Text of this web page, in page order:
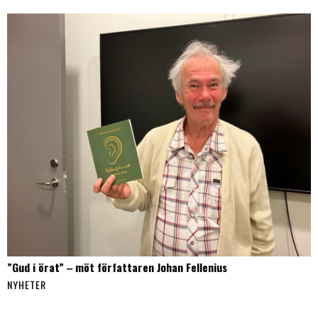
”Gud i örat” ‒ möt författaren Johan Fellenius
NYHETER